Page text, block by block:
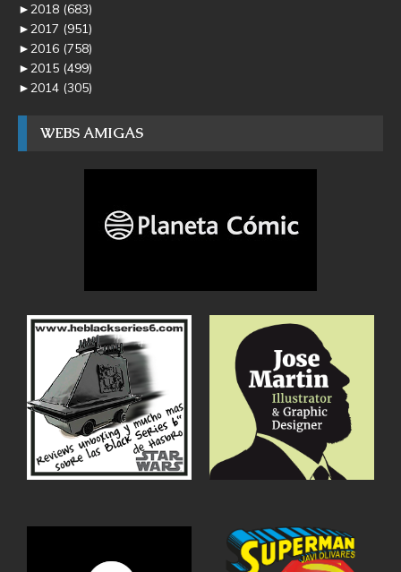
►2018 (683)
►2017 (951)
►2016 (758)
►2015 (499)
►2014 (305)
WEBS AMIGAS